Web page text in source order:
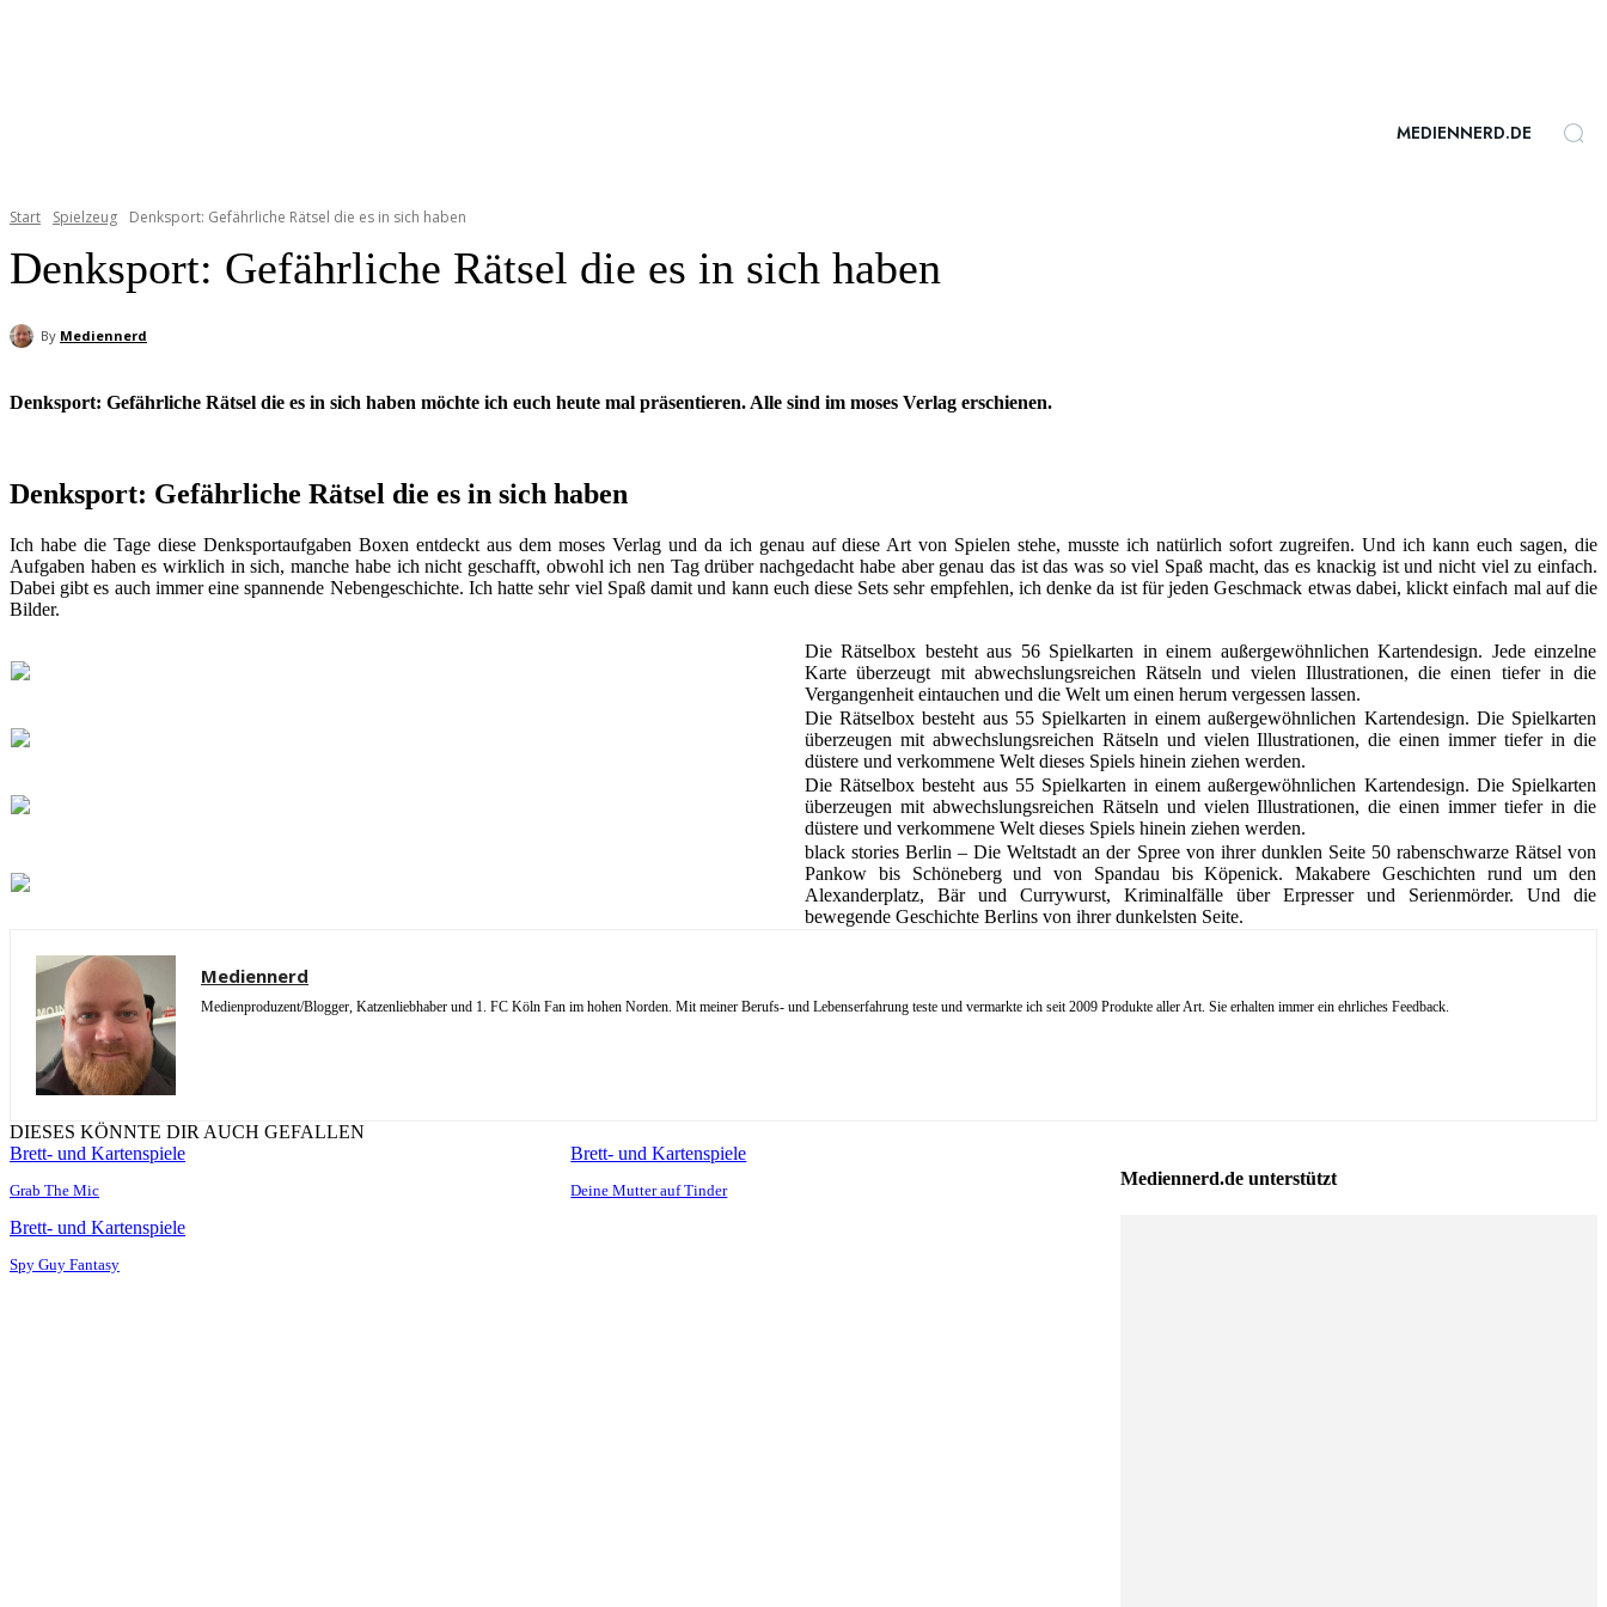
MEDIENNERD.DE
Start Spielzeug Denksport: Gefährliche Rätsel die es in sich haben
Denksport: Gefährliche Rätsel die es in sich haben
By Mediennerd
Denksport: Gefährliche Rätsel die es in sich haben möchte ich euch heute mal präsentieren. Alle sind im moses Verlag erschienen.
Denksport: Gefährliche Rätsel die es in sich haben
Ich habe die Tage diese Denksportaufgaben Boxen entdeckt aus dem moses Verlag und da ich genau auf diese Art von Spielen stehe, musste ich natürlich sofort zugreifen. Und ich kann euch sagen, die
Aufgaben haben es wirklich in sich, manche habe ich nicht geschafft, obwohl ich nen Tag drüber nachgedacht habe aber genau das ist das was so viel Spaß macht, das es knackig ist und nicht viel zu einfach.
Dabei gibt es auch immer eine spannende Nebengeschichte. Ich hatte sehr viel Spaß damit und kann euch diese Sets sehr empfehlen, ich denke da ist für jeden Geschmack etwas dabei, klickt einfach mal auf die
Bilder.
Die Rätselbox besteht aus 56 Spielkarten in einem außergewöhnlichen Kartendesign. Jede einzelne
Karte überzeugt mit abwechslungsreichen Rätseln und vielen Illustrationen, die einen tiefer in die
Vergangenheit eintauchen und die Welt um einen herum vergessen lassen.
Die Rätselbox besteht aus 55 Spielkarten in einem außergewöhnlichen Kartendesign. Die Spielkarten
überzeugen mit abwechslungsreichen Rätseln und vielen Illustrationen, die einen immer tiefer in die
düstere und verkommene Welt dieses Spiels hinein ziehen werden.
Die Rätselbox besteht aus 55 Spielkarten in einem außergewöhnlichen Kartendesign. Die Spielkarten
überzeugen mit abwechslungsreichen Rätseln und vielen Illustrationen, die einen immer tiefer in die
düstere und verkommene Welt dieses Spiels hinein ziehen werden.
black stories Berlin – Die Weltstadt an der Spree von ihrer dunklen Seite 50 rabenschwarze Rätsel von
Pankow bis Schöneberg und von Spandau bis Köpenick. Makabere Geschichten rund um den
Alexanderplatz, Bär und Currywurst, Kriminalfälle über Erpresser und Serienmörder. Und die
bewegende Geschichte Berlins von ihrer dunkelsten Seite.
Mediennerd
Medienproduzent/Blogger, Katzenliebhaber und 1. FC Köln Fan im hohen Norden. Mit meiner Berufs- und Lebenserfahrung teste und vermarkte ich seit 2009 Produkte aller Art. Sie erhalten immer ein ehrliches Feedback.
DIESES KÖNNTE DIR AUCH GEFALLEN
Brett- und Kartenspiele
Grab The Mic
Brett- und Kartenspiele
Deine Mutter auf Tinder
Brett- und Kartenspiele
Spy Guy Fantasy
Mediennerd.de unterstützt